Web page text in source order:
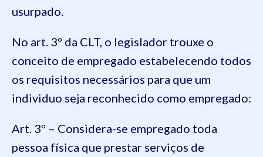
usurpado.
No art. 3º da CLT, o legislador trouxe o
conceito de empregado estabelecendo todos
os requisitos necessários para que um
individuo seja reconhecido como empregado:
Art. 3º – Considera-se empregado toda
pessoa física que prestar serviços de